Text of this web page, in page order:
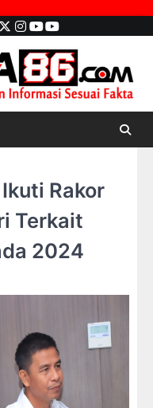
twitter
Instagram
youtube
youtube
Rakor
Terkait
2024